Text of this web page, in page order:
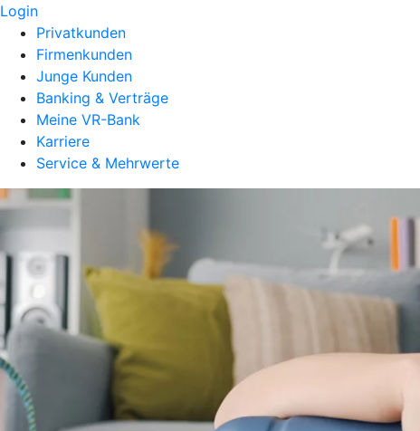
Login
Privatkunden
Firmenkunden
Junge Kunden
Banking & Verträge
Meine VR-Bank
Karriere
Service & Mehrwerte